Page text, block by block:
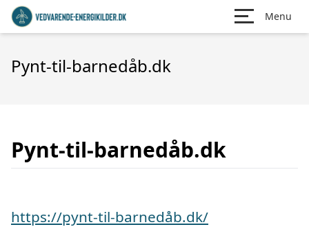
Menu
Pynt-til-barnedåb.dk
Pynt-til-barnedåb.dk
https://pynt-til-barnedåb.dk/